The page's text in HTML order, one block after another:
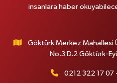
insanlara haber
Göktürk Merkez Mahallesi
No.3 D.2 Göktürk-
0212 322 17